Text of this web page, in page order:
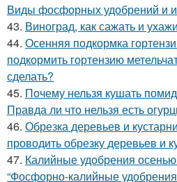
Виды фосфорных удобрений и
43. Виноград, как сажать и
44. Осенняя подкормка
подкормить гортензию
сделать?
45. Почему нельзя кушать
Правда ли что нельзя есть
46. Обрезка деревьев и
проводить обрезку деревьев и
47. Калийные удобрения
“Фосфорно-калийные